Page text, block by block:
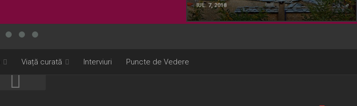
IUL. 7, 2018
Viață curată Interviuri Puncte de Vedere